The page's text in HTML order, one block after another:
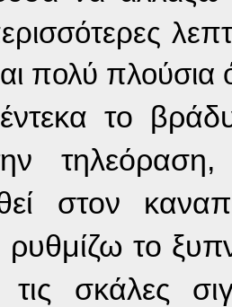
πολύ
το
στον
το
τις σκάλες